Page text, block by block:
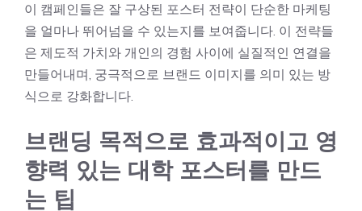
이 캠페인들은 잘 구상된 포스터 전략이 단순한 마케팅
을 얼마나 뛰어넘을 수 있는지를 보여줍니다. 이 전략들
은 제도적 가치와 개인의 경험 사이에 실질적인 연결을
만들어내며, 궁극적으로 브랜드 이미지를 의미 있는 방
식으로 강화합니다.
브랜딩 목적으로 효과적이고 영
향력 있는 대학 포스터를 만드
는 팁